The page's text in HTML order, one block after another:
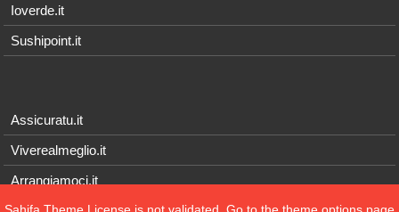
Ioverde.it
Sushipoint.it
Assicuratu.it
Viverealmeglio.it
Arrangiamoci.it